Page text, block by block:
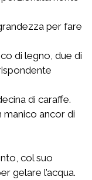
per fare
di legno, due di
di caraffe.
manico ancor di
col suo
gelare l’acqua.